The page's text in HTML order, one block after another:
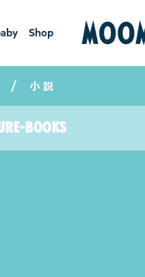
Shop
ショ
ップ
小説
books
絵本